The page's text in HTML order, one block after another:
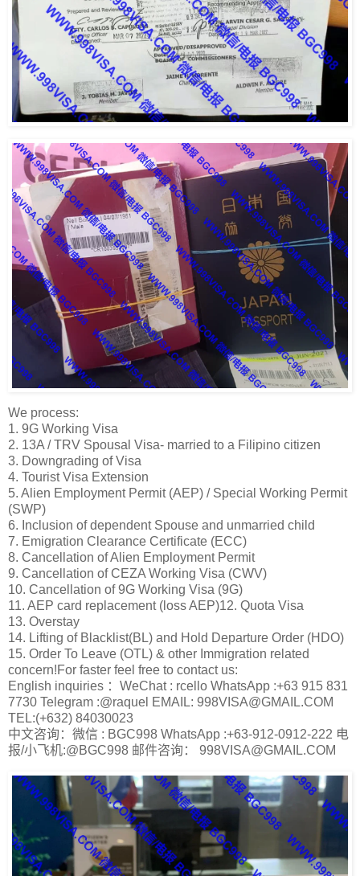
We process:
1. 9G Working Visa
2. 13A / TRV Spousal Visa- married to a Filipino citizen
3. Downgrading of Visa
4. Tourist Visa Extension
5. Alien Employment Permit (AEP) / Special Working Permit
(SWP)
6. Inclusion of dependent Spouse and unmarried child
7. Emigration Clearance Certificate (ECC)
8. Cancellation of Alien Employment Permit
9. Cancellation of CEZA Working Visa (CWV)
10. Cancellation of 9G Working Visa (9G)
11. AEP card replacement (loss AEP)12. Quota Visa
13. Overstay
14. Lifting of Blacklist(BL) and Hold Departure Order (HDO)
15. Order To Leave (OTL) & other Immigration related
concern!For faster feel free to contact us:
English inquiries ：WeChat : rcello WhatsApp :+63 915 831
7730 Telegram :@raquel EMAIL: 998VISA@GMAIL.COM
TEL:(+632) 84030023
中文咨询：微信 : BGC998 WhatsApp :+63-912-0912-222 电
报/小飞机:@BGC998 邮件咨询： 998VISA@GMAIL.COM